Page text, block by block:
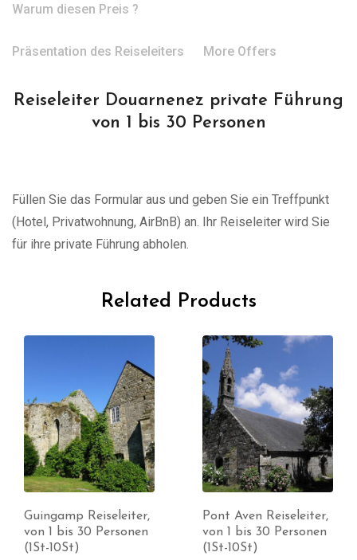
Warum diesen Preis ?
Präsentation des Reiseleiters More Offers
Reiseleiter Douarnenez private Führung
von 1 bis 30 Personen
Füllen Sie das Formular aus und geben Sie ein Treffpunkt
(Hotel, Privatwohnung, AirBnB) an. Ihr Reiseleiter wird Sie
für ihre private Führung abholen.
Related Products
Guingamp Reiseleiter,
von 1 bis 30 Personen
(1St-10St)
Pont Aven Reiseleiter,
von 1 bis 30 Personen
(1St-10St)